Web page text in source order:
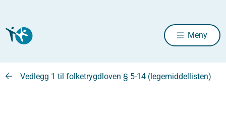
Meny
Vedlegg 1 til folketrygdloven § 5-14 (legemiddellisten)